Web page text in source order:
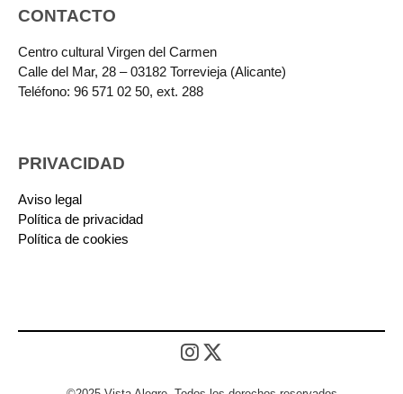
CONTACTO
Centro cultural Virgen del Carmen
Calle del Mar, 28 – 03182 Torrevieja (Alicante)
Teléfono: 96 571 02 50, ext. 288
PRIVACIDAD
Aviso legal
Política de privacidad
Política de cookies